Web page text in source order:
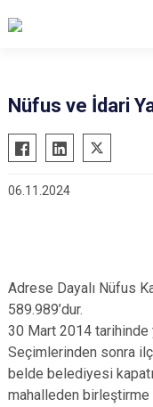
Akkışla
Bünyan
Develi
İncesu
Kocasinan
Melikgazi
Nüfus ve İdari
06.11.2024
Adrese Dayalı Nüfus
589.989’dur.
30 Mart 2014 tarihinde
Seçimlerinden sonra
belde belediyesi
mahalleden birleştirme